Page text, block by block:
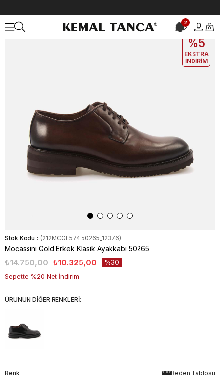
2
2 0
EKLE5
%5
EKSTRA
İNDİRİM
Stok Kodu (212MCGE574 50265_12376)
Mocassini Gold Erkek Klasik Ayakkabı 50265​​​​​​​
₺14.750,00 ₺10.325,00 30
Sepette %20 Net İndirim
ÜRÜNÜN DİĞER RENKLERİ:
Beden Tablosu
Renk